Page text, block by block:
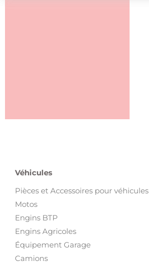
Véhicules
Pièces et Accessoires pour véhicules
Motos
Engins BTP
Engins Agricoles
Équipement Garage
Camions